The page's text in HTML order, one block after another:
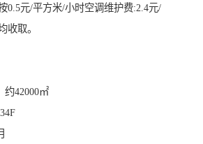
0.5元/平方米/小时空调维护费:2.4元/
收取。
约42000㎡